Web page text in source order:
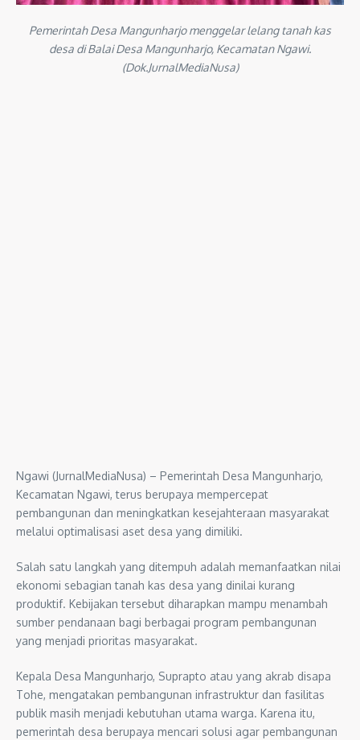
Pemerintah Desa Mangunharjo menggelar lelang tanah kas
desa di Balai Desa Mangunharjo, Kecamatan Ngawi.
(Dok.JurnalMediaNusa)
Ngawi (JurnalMediaNusa) – Pemerintah Desa Mangunharjo,
Kecamatan Ngawi, terus berupaya mempercepat
pembangunan dan meningkatkan kesejahteraan masyarakat
melalui optimalisasi aset desa yang dimiliki.
Salah satu langkah yang ditempuh adalah memanfaatkan nilai
ekonomi sebagian tanah kas desa yang dinilai kurang
produktif. Kebijakan tersebut diharapkan mampu menambah
sumber pendanaan bagi berbagai program pembangunan
yang menjadi prioritas masyarakat.
Kepala Desa Mangunharjo, Suprapto atau yang akrab disapa
Tohe, mengatakan pembangunan infrastruktur dan fasilitas
publik masih menjadi kebutuhan utama warga. Karena itu,
pemerintah desa berupaya mencari solusi agar pembangunan